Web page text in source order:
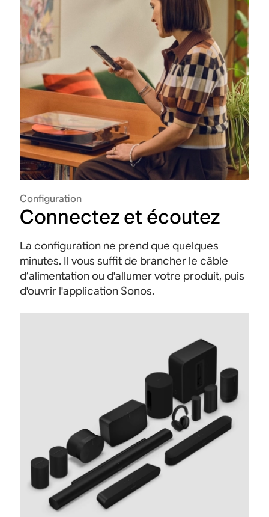
Configuration
Connectez et écoutez
La configuration ne prend que quelques
minutes. Il vous suffit de brancher le câble
d’alimentation ou d'allumer votre produit, puis
d'ouvrir l'application Sonos.